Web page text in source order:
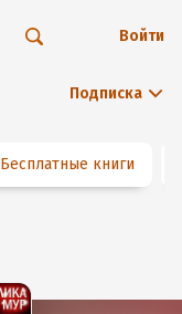
Подписка
Войти
Бесплатные книги